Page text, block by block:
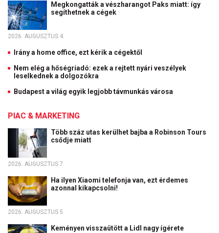
Megkongatták a vészharangot Paks miatt: így
segíthetnek a cégek
2026. AUGUSZTUS 4.
Irány a home office, ezt kérik a cégektől
Nem elég a hőségriadó: ezek a rejtett nyári veszélyek
leselkednek a dolgozókra
Budapest a világ egyik legjobb távmunkás városa
PIAC & MARKETING
Több száz utas kerülhet bajba a Robinson Tours
csődje miatt
2026. AUGUSZTUS 7.
Ha ilyen Xiaomi telefonja van, ezt érdemes
azonnal kikapcsolni!
2026. AUGUSZTUS 5.
Keményen visszaütött a Lidl nagy ígérete